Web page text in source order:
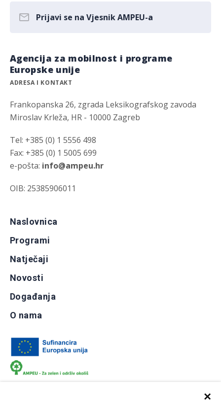
×
Prijavi se na Vjesnik AMPEU-a
Agencija za mobilnost i programe
Europske unije
ADRESA I KONTAKT
Frankopanska 26, zgrada Leksikografskog zavoda
Miroslav Krleža, HR - 10000 Zagreb
Tel: +385 (0) 1 5556 498
Fax: +385 (0) 1 5005 699
e-pošta: info@ampeu.hr
OIB: 25385906011
Naslovnica
Programi
Natječaji
Novosti
Događanja
O nama